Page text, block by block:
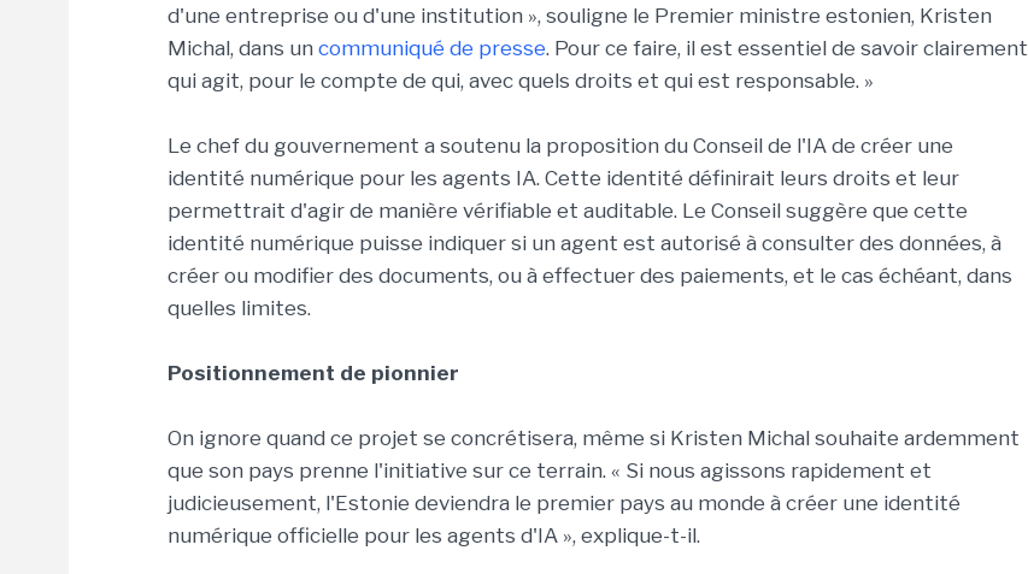
d'une entreprise ou d'une institution », souligne le Premier ministre estonien, Kristen
Michal, dans un communiqué de presse. Pour ce faire, il est essentiel de savoir clairement
qui agit, pour le compte de qui, avec quels droits et qui est responsable. »
Le chef du gouvernement a soutenu la proposition du Conseil de l'IA de créer une
identité numérique pour les agents IA. Cette identité définirait leurs droits et leur
permettrait d'agir de manière vérifiable et auditable. Le Conseil suggère que cette
identité numérique puisse indiquer si un agent est autorisé à consulter des données, à
créer ou modifier des documents, ou à effectuer des paiements, et le cas échéant, dans
quelles limites.
Positionnement de pionnier
On ignore quand ce projet se concrétisera, même si Kristen Michal souhaite ardemment
que son pays prenne l'initiative sur ce terrain. « Si nous agissons rapidement et
judicieusement, l'Estonie deviendra le premier pays au monde à créer une identité
numérique officielle pour les agents d'IA », explique-t-il.